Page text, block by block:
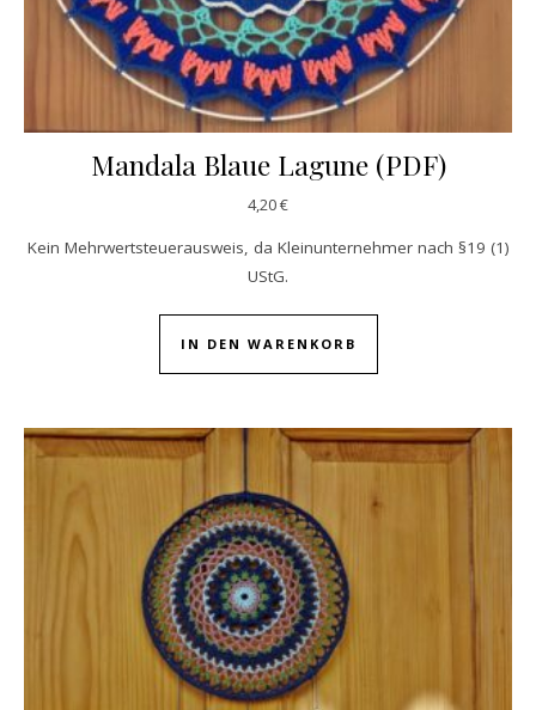
Mandala Blaue Lagune (PDF)
4,20€
Kein Mehrwertsteuerausweis, da Kleinunternehmer nach §19 (1)
UStG.
IN DEN WARENKORB